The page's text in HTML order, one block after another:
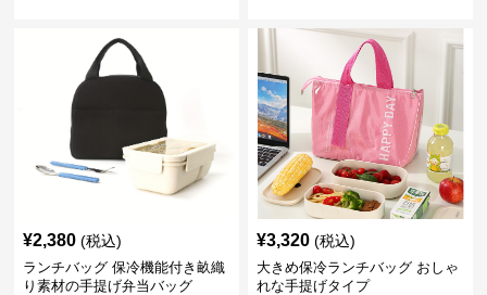
¥2,380 (税込)
ランチバッグ 保冷機能付き畝織
り素材の手提げ弁当バッグ
¥3,320 (税込)
大きめ保冷ランチバッグ おしゃ
れな手提げタイプ